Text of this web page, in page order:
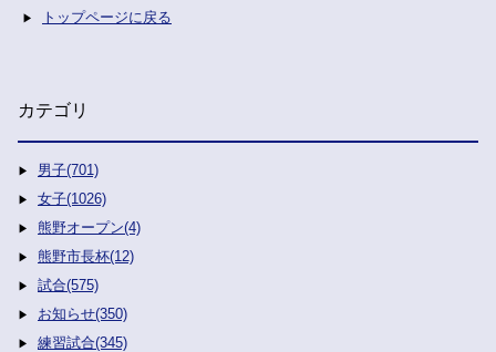
トップページに戻る
カテゴリ
男子(701)
女子(1026)
熊野オープン(4)
熊野市長杯(12)
試合(575)
お知らせ(350)
練習試合(345)